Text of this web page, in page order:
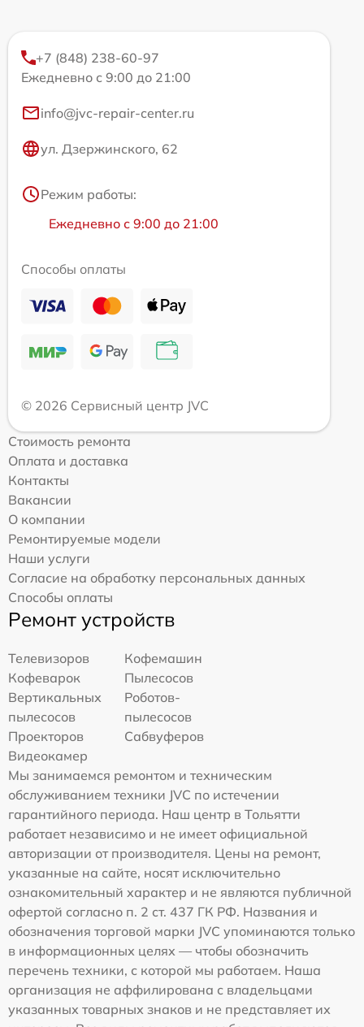
+7 (848) 238-60-97
Ежедневно с 9:00 до 21:00
info@jvc-repair-center.ru
ул. Дзержинского, 62
Режим работы:
Ежедневно с 9:00 до 21:00
Способы оплаты
© 2026 Сервисный центр JVC
Стоимость ремонта
Оплата и доставка
Контакты
Вакансии
О компании
Ремонтируемые модели
Наши услуги
Согласие на обработку персональных данных
Способы оплаты
Ремонт устройств
Телевизоров
Кофемашин
Кофеварок
Пылесосов
Вертикальных
пылесосов
Роботов-
пылесосов
Проекторов
Сабвуферов
Видеокамер
Мы занимаемся ремонтом и техническим
обслуживанием техники JVC по истечении
гарантийного периода. Наш центр в Тольятти
работает независимо и не имеет официальной
авторизации от производителя. Цены на ремонт,
указанные на сайте, носят исключительно
ознакомительный характер и не являются публичной
офертой согласно п. 2 ст. 437 ГК РФ. Названия и
обозначения торговой марки JVC упоминаются только
в информационных целях — чтобы обозначить
перечень техники, с которой мы работаем. Наша
организация не аффилирована с владельцами
указанных товарных знаков и не представляет их